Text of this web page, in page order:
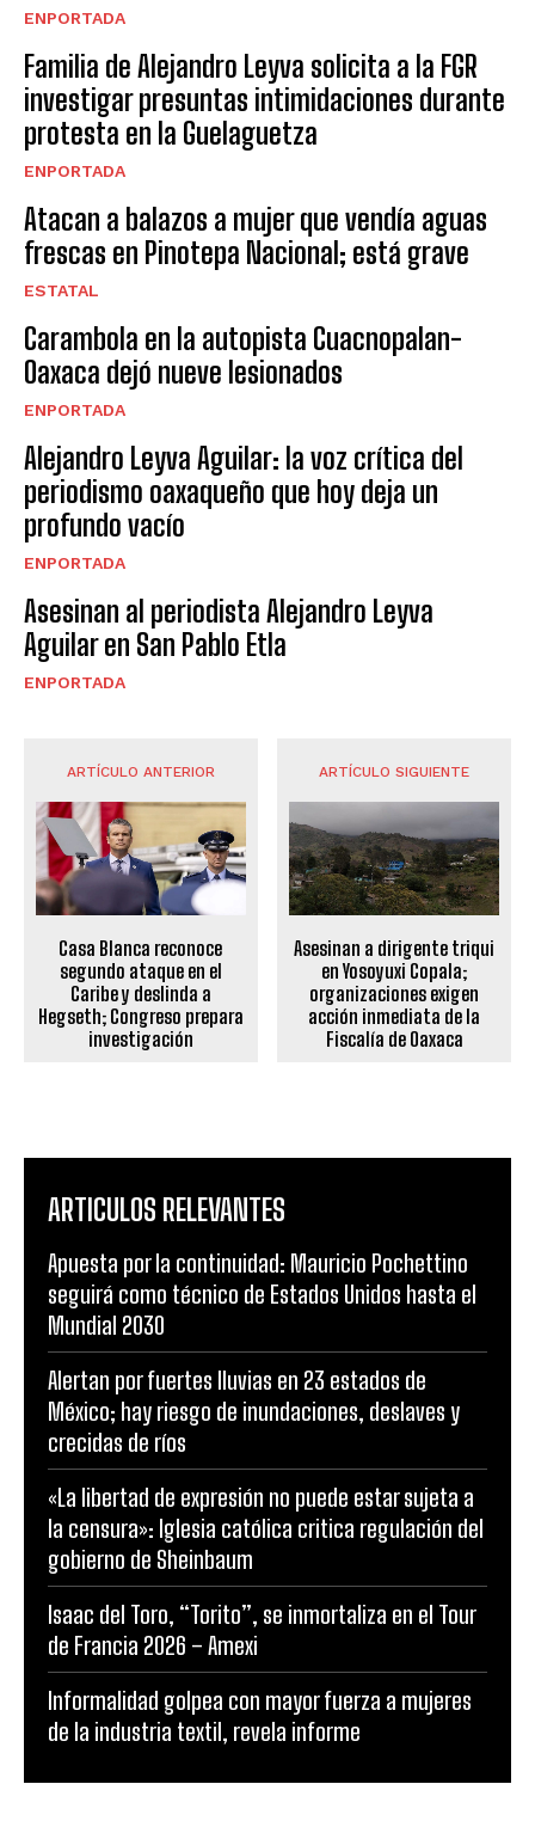
ENPORTADA
Familia de Alejandro Leyva solicita a la FGR
investigar presuntas intimidaciones durante
protesta en la Guelaguetza
ENPORTADA
Atacan a balazos a mujer que vendía aguas
frescas en Pinotepa Nacional; está grave
ESTATAL
Carambola en la autopista Cuacnopalan-
Oaxaca dejó nueve lesionados
ENPORTADA
Alejandro Leyva Aguilar: la voz crítica del
periodismo oaxaqueño que hoy deja un
profundo vacío
ENPORTADA
Asesinan al periodista Alejandro Leyva
Aguilar en San Pablo Etla
ENPORTADA
ARTÍCULO ANTERIOR
Casa Blanca reconoce
segundo ataque en el
Caribe y deslinda a
Hegseth; Congreso prepara
investigación
ARTÍCULO SIGUIENTE
Asesinan a dirigente triqui
en Yosoyuxi Copala;
organizaciones exigen
acción inmediata de la
Fiscalía de Oaxaca
ARTICULOS RELEVANTES
Apuesta por la continuidad: Mauricio Pochettino
seguirá como técnico de Estados Unidos hasta el
Mundial 2030
Alertan por fuertes lluvias en 23 estados de
México; hay riesgo de inundaciones, deslaves y
crecidas de ríos
«La libertad de expresión no puede estar sujeta a
la censura»: Iglesia católica critica regulación del
gobierno de Sheinbaum
Isaac del Toro, “Torito”, se inmortaliza en el Tour
de Francia 2026 – Amexi
Informalidad golpea con mayor fuerza a mujeres
de la industria textil, revela informe